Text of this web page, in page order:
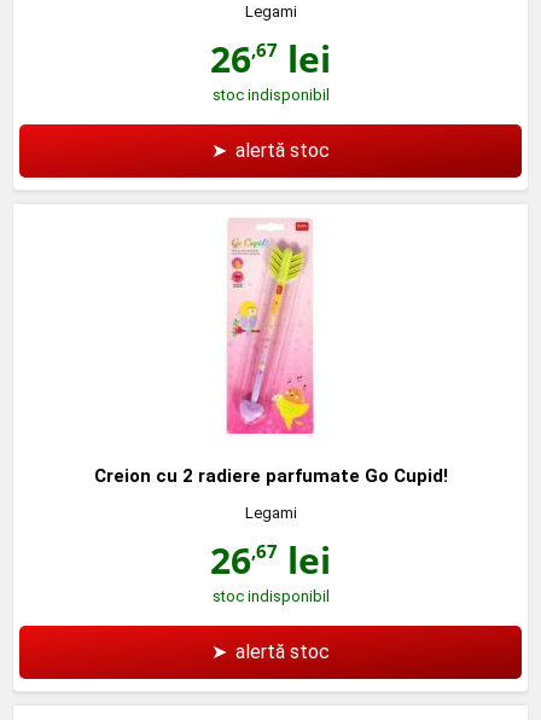
Legami
26,67 lei
stoc indisponibil
➤ alertă stoc
Creion cu 2 radiere parfumate Go Cupid!
Legami
26,67 lei
stoc indisponibil
➤ alertă stoc